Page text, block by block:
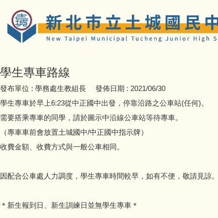
學生專車路線
發布單位 : 學務處生教組長 發佈日期 : 2021/06/30
學生專車於早上6:23從中正國中出發，停靠沿路之公車站(任何)。
需要搭乘專車的同學，請於圖示中沿線公車站等待專車。
（專車車前會放置土城國中/中正國中指示牌）
收費金額、收費方式與一般公車相同。
因配合公車處人力調度，學生專車時間較早，如有不便，敬請見諒
＊新生報到日、新生訓練日並無學生專車＊